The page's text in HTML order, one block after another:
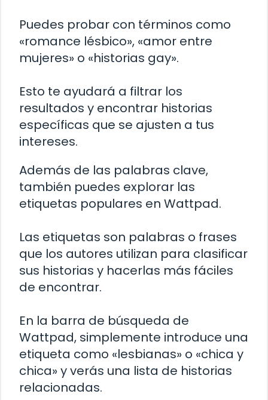
Puedes probar con términos como
«romance lésbico», «amor entre
mujeres» o «historias gay».
Esto te ayudará a filtrar los
resultados y encontrar historias
específicas que se ajusten a tus
intereses.
Además de las palabras clave,
también puedes explorar las
etiquetas populares en Wattpad.
Las etiquetas son palabras o frases
que los autores utilizan para clasificar
sus historias y hacerlas más fáciles
de encontrar.
En la barra de búsqueda de
Wattpad, simplemente introduce una
etiqueta como «lesbianas» o «chica y
chica» y verás una lista de historias
relacionadas.